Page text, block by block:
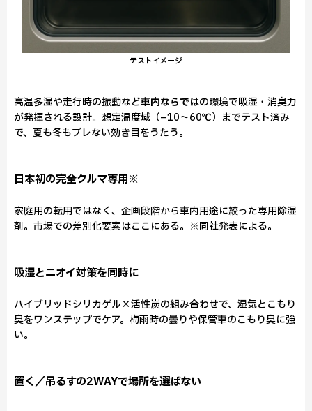
テストイメージ
高温多湿や走行時の振動など車内ならではの環境で吸湿・消臭力
が発揮される設計。想定温度域（–10〜60℃）までテスト済み
で、夏も冬もブレない効き目をうたう。
日本初の完全クルマ専用※
家庭用の転用ではなく、企画段階から車内用途に絞った専用除湿
剤。市場での差別化要素はここにある。※同社発表による。
吸湿とニオイ対策を同時に
ハイブリッドシリカゲル×活性炭の組み合わせで、湿気とこもり
臭をワンステップでケア。梅雨時の曇りや保管車のこもり臭に強
い。
置く／吊るすの2WAYで場所を選ばない